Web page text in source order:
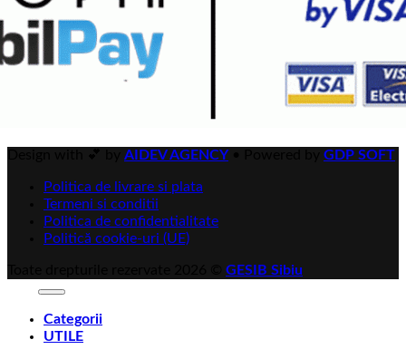
AIDEV AGENCY GDP SOFT
Politica de livrare si plata
Termeni si conditii
Politica de confidentialitate
Politică cookie-uri (UE)
GESIB Sibiu
Categorii
UTILE